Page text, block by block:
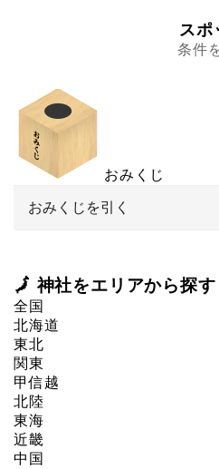
スポ
条件
おみくじ
おみくじを引く
🗾 神社をエリアから探す
全国
北海道
東北
関東
甲信越
北陸
東海
近畿
中国